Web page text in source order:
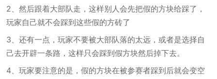
2、然后跟着大部队走，这样别人会先把假的方块给踩了，
玩家自己就不会踩到这些假的方砖了
3、还有一点，玩家不要被大部队落的太远，或者是选择自
己去开辟一条路，这样只会踩到假方块然后掉下去。
4、玩家要注意的是，假的方块在被参赛者踩到后就会变空